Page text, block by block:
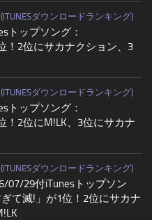
ダウンロードランキング)
トップソング：
！2位にサカナクション、3
ダウンロードランキング)
トップソング：
！2位にM!LK、3位にサカナ
ダウンロードランキング)
07/29付iTunesトップソン
て滅!」が1位！2位にサカナ